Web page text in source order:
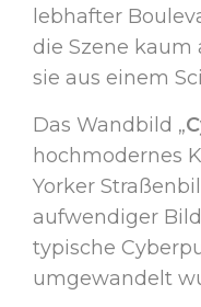
lebhafter
die Szene
sie aus einem
Das Wandbild „
hochmodernes
Yorker
aufwendiger
typische
umgewandelt